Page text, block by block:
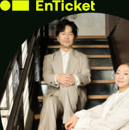
投
ま
せ
ん
ラ
が
あ
り
ま
せ
ん
ア